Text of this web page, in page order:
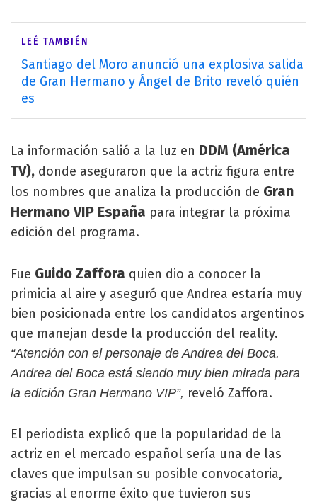
LEÉ TAMBIÉN
Santiago del Moro anunció una explosiva salida
de Gran Hermano y Ángel de Brito reveló quién
es
La información salió a la luz en DDM (América
TV), donde aseguraron que la actriz figura entre
los nombres que analiza la producción de Gran
Hermano VIP España para integrar la próxima
edición del programa.
Fue Guido Zaffora quien dio a conocer la
primicia al aire y aseguró que Andrea estaría muy
bien posicionada entre los candidatos argentinos
que manejan desde la producción del reality.
“Atención con el personaje de Andrea del Boca.
Andrea del Boca está siendo muy bien mirada para
la edición Gran Hermano VIP”, reveló Zaffora.
El periodista explicó que la popularidad de la
actriz en el mercado español sería una de las
claves que impulsan su posible convocatoria,
gracias al enorme éxito que tuvieron sus